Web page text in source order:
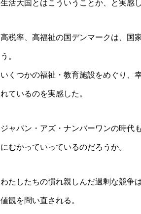
生活大国とはこういうことか、と実感し
高税率、高福祉の国デンマークは、国
う。
いくつかの福祉・教育施設をめぐり、
れているのを実感した。
ジャパン・アズ・ナンバーワンの時代
にむかっていっているのだろうか。
わたしたちの慣れ親しんだ過剰な競争
値観を問い直される。